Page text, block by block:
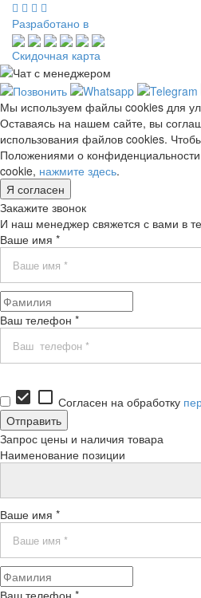
Разработано в
Скидочная карта
Мы используем файлы cookies для
Оставаясь на нашем сайте, вы
использования файлов cookies.
Положениями о
cookie, нажмите здесь.
Я согласен
Закажите звонок
И наш менеджер свяжется с вами в
Ваше имя *
Ваш телефон *
check_box check_box_outline_blank Согласен на обработку
Запрос цены и наличия товара
Наименование позиции
Ваше имя *
Ваш телефон *